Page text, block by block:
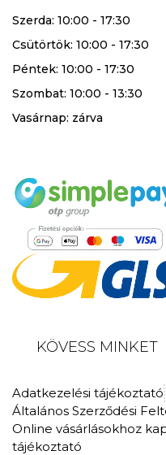
Szerda: 10:00 - 17:30
Csütörtök: 10:00 - 17:30
Péntek: 10:00 - 17:30
Szombat: 10:00 - 13:30
Vasárnap: zárva
KÖVESS MINKET
Adatkezelési tájékoztató
Általános Szerződési
Online vásárlásokhoz
tájékoztató